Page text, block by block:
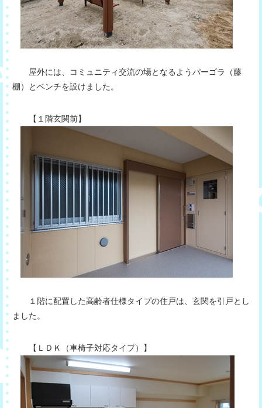
屋外には、コミュニティ交流の場となるようパーゴラ（藤
棚）とベンチを設けました。
【１階玄関前】
１階に配置した高齢者仕様タイプの住戸は、玄関を引戸とし
ました。
【ＬＤＫ（車椅子対応タイプ）】